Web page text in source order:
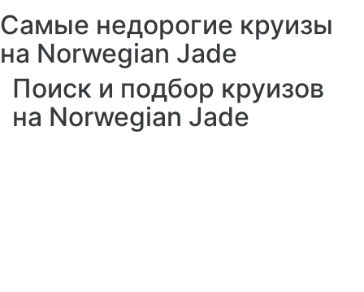
Самые недорогие круизы
на Norwegian Jade
Поиск и подбор круизов
на Norwegian Jade